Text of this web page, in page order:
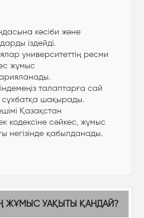
кәсіби және
іздейді.
университеттің ресми
жұмыс
талаптарға сай
сұхбатқа шақырады.
Қазақстан
кодексіне сәйкес, жұмыс
негізінде қабылданады.
ЖҰМЫС УАҚЫТЫ ҚАНДАЙ?